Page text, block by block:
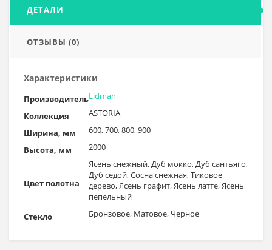
ДЕТАЛИ
ОТЗЫВЫ (0)
Характеристики
ПроизводительLidman
Коллекция
ASTORIA
Ширина, мм
600, 700, 800, 900
Высота, мм
2000
Цвет полотна
Ясень снежный, Дуб мокко, Дуб сантьяго,
Дуб седой, Сосна снежная, Тиковое
дерево, Ясень графит, Ясень латте, Ясень
пепельный
Стекло
Бронзовое, Матовое, Черное